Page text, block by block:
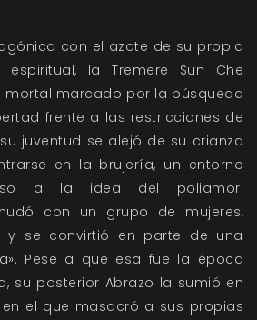
con el azote de su propia
la Tremere Sun Che
mortal marcado por la búsqueda
frente a las restricciones de
juventud se alejó de su crianza
en la brujería, un entorno
a la idea del poliamor.
con un grupo de mujeres,
y se convirtió en parte de una
Pese a que esa fue la época
su posterior Abrazo la sumió en
el que masacró a sus propias